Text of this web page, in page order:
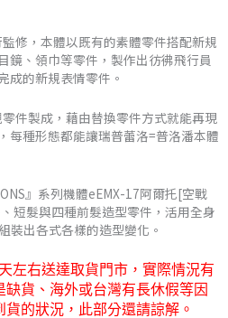
範
NT$1,517
NT$1,580
修，本體以既有的素體零件搭配新規
鏡、領巾等零件，製作出彷彿飛行員
成的新規表情零件。
件製成，藉由替換零件方式就能再現
每種形態都能讓瑞普蕾洛=普洛潘本體
』系列機體eEMX-17阿爾托[空戰
短髮與四種前髮造型零件，活用全身
出各式各樣的造型變化。
左右送達取貨門市， 實際情況有
貨、海外或台灣有長休假等因
的狀況，此部分還請諒解。